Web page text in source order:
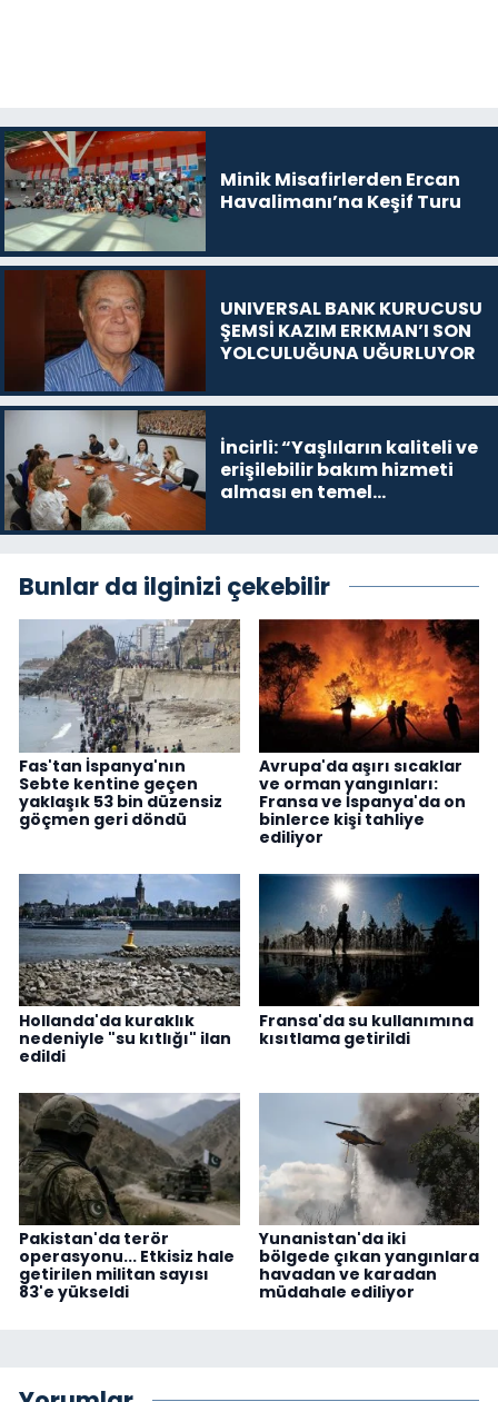
Minik Misafirlerden Ercan
Havalimanı’na Keşif Turu
UNIVERSAL BANK KURUCUSU
ŞEMSİ KAZIM ERKMAN’I SON
YOLCULUĞUNA UĞURLUYOR
İncirli: “Yaşlıların kaliteli ve
erişilebilir bakım hizmeti
alması en temel
Bunlar da ilginizi çekebilir
Fas'tan İspanya'nın
Sebte kentine geçen
yaklaşık 53 bin düzensiz
göçmen geri döndü
Avrupa'da aşırı sıcaklar
ve orman yangınları:
Fransa ve İspanya'da on
binlerce kişi tahliye
ediliyor
Hollanda'da kuraklık
nedeniyle "su kıtlığı" ilan
edildi
Fransa'da su kullanımına
kısıtlama getirildi
Pakistan'da terör
operasyonu... Etkisiz hale
getirilen militan sayısı
83'e yükseldi
Yunanistan'da iki
bölgede çıkan yangınlara
havadan ve karadan
müdahale ediliyor